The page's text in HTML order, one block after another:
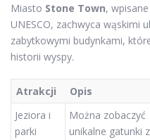
Miasto Stone Town,
UNESCO, zachwyca wąskimi
zabytkowymi budynkami,
historii wyspy.
Atrakcji Opis
Jeziora i
parki
Można zobaczyć
unikalne gatunki